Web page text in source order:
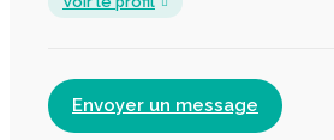
Envoyer un message